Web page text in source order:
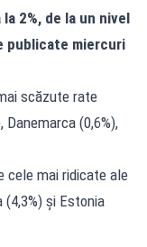
2%, de la un nivel
publicate miercuri
scăzute rate
(0,6%),
cele mai ridicate ale
şi Estonia